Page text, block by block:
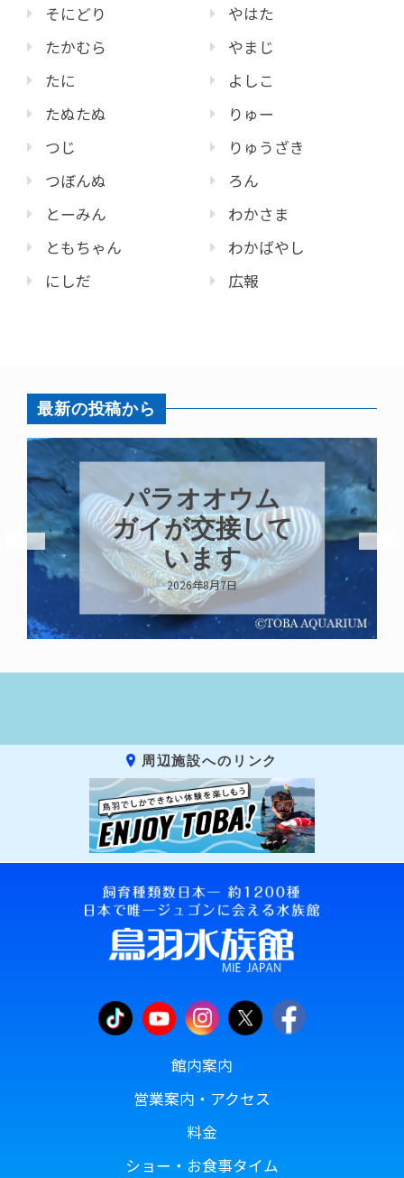
そにどり
たかむら
たに
たぬたぬ
つじ
つぼんぬ
とーみん
ともちゃん
にしだ
やはた
やまじ
よしこ
りゅー
りゅうざき
ろん
わかさま
わかばやし
広報
最新の投稿から
パラオオウム
ガイが交接して
います
2026年8月7日
周辺施設へのリンク
館内案内
営業案内・アクセス
料金
ショー・お食事タイム